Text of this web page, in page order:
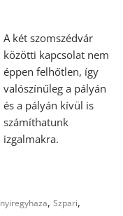
A két szomszédvár
közötti kapcsolat nem
éppen felhőtlen, így
valószínűleg a pályán
és a pályán kívül is
számíthatunk
izgalmakra.
nyiregyhaza,Szpari,